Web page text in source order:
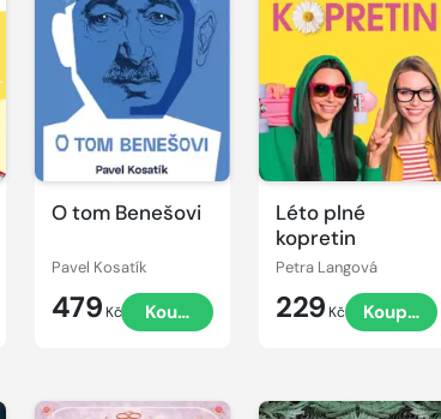
O tom Benešovi
Pavel Kosatík
479 Kč Koupit
Léto plné
kopretin
Petra Langová
229 Kč Koupit